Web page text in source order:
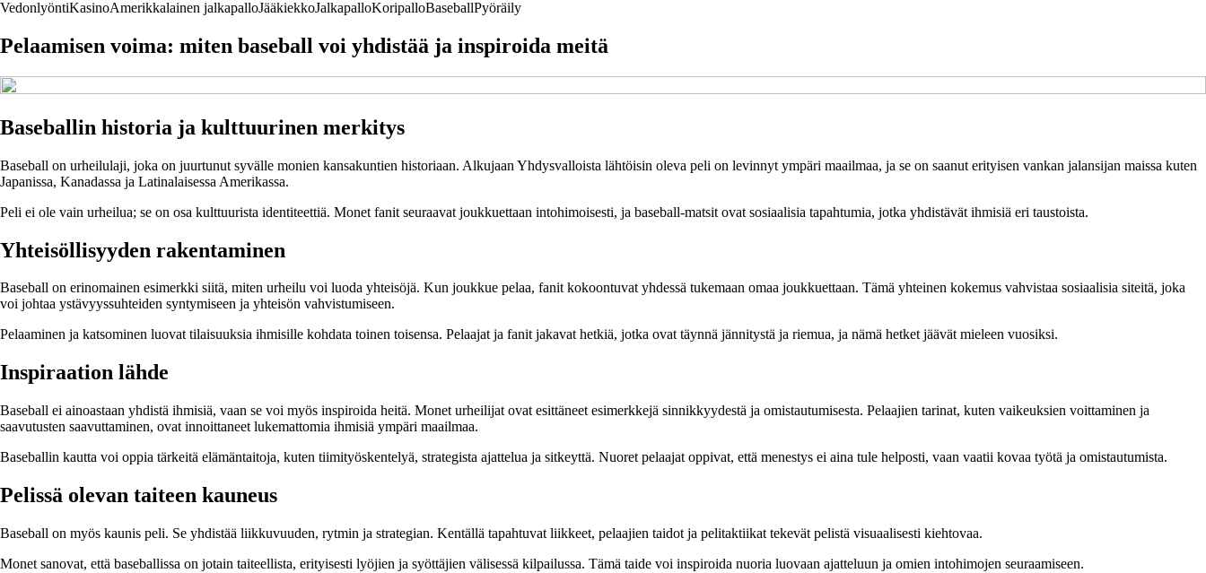
VedonlyöntiKasinoAmerikkalainen jalkapalloJääkiekkoJalkapalloKoripalloBaseballPyöräily
Pelaamisen voima: miten baseball voi yhdistää ja inspiroida meitä
Baseballin historia ja kulttuurinen merkitys
Baseball on urheilulaji, joka on juurtunut syvälle monien kansakuntien historiaan. Alkujaan Yhdysvalloista lähtöisin oleva peli on levinnyt ympäri maailmaa, ja se on saanut erityisen vankan jalansijan maissa kuten
Japanissa, Kanadassa ja Latinalaisessa Amerikassa.
Peli ei ole vain urheilua; se on osa kulttuurista identiteettiä. Monet fanit seuraavat joukkuettaan intohimoisesti, ja baseball-matsit ovat sosiaalisia tapahtumia, jotka yhdistävät ihmisiä eri taustoista.
Yhteisöllisyyden rakentaminen
Baseball on erinomainen esimerkki siitä, miten urheilu voi luoda yhteisöjä. Kun joukkue pelaa, fanit kokoontuvat yhdessä tukemaan omaa joukkuettaan. Tämä yhteinen kokemus vahvistaa sosiaalisia siteitä, joka
voi johtaa ystävyyssuhteiden syntymiseen ja yhteisön vahvistumiseen.
Pelaaminen ja katsominen luovat tilaisuuksia ihmisille kohdata toinen toisensa. Pelaajat ja fanit jakavat hetkiä, jotka ovat täynnä jännitystä ja riemua, ja nämä hetket jäävät mieleen vuosiksi.
Inspiraation lähde
Baseball ei ainoastaan yhdistä ihmisiä, vaan se voi myös inspiroida heitä. Monet urheilijat ovat esittäneet esimerkkejä sinnikkyydestä ja omistautumisesta. Pelaajien tarinat, kuten vaikeuksien voittaminen ja
saavutusten saavuttaminen, ovat innoittaneet lukemattomia ihmisiä ympäri maailmaa.
Baseballin kautta voi oppia tärkeitä elämäntaitoja, kuten tiimityöskentelyä, strategista ajattelua ja sitkeyttä. Nuoret pelaajat oppivat, että menestys ei aina tule helposti, vaan vaatii kovaa työtä ja omistautumista.
Pelissä olevan taiteen kauneus
Baseball on myös kaunis peli. Se yhdistää liikkuvuuden, rytmin ja strategian. Kentällä tapahtuvat liikkeet, pelaajien taidot ja pelitaktiikat tekevät pelistä visuaalisesti kiehtovaa.
Monet sanovat, että baseballissa on jotain taiteellista, erityisesti lyöjien ja syöttäjien välisessä kilpailussa. Tämä taide voi inspiroida nuoria luovaan ajatteluun ja omien intohimojen seuraamiseen.